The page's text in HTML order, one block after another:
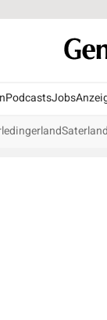
PodcastsJobs